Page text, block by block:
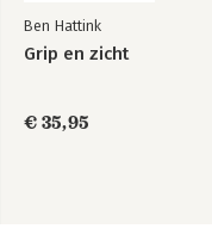
Ben Hattink
Grip en zicht
€ 35,95